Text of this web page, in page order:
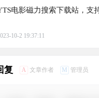
电影磁力搜索下载站，支
10-2 19:37:11
复 A 文章作者 M 管理员